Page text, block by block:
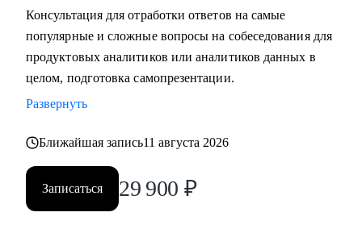
• Junior и Middle Продуктовым аналитикам, аналитикам
данных и продаж, которые хотят повысить свой грейд;
• Выпускникам и студентам, которые ищут свою первую
работу в аналитике;
• Аналитикам, которые хотят перейти из стартапа в
• Тем, кто хочет перейти в IT и аналитику из смежной
• Всем IT-специалистам, которые хотят релоцироваться в
Испанию и работать удаленно
Консультация для отработки ответов на самые
популярные и сложные вопросы на собеседования для
продуктовых аналитиков или аналитиков данных в
целом, подготовка самопрезентации.
Развернуть
Ближайшая запись11 августа 2026
Записаться 29 900 ₽